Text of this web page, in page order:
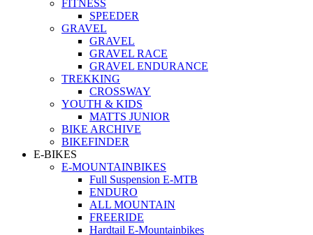
FITNESS
SPEEDER
GRAVEL
GRAVEL
GRAVEL RACE
GRAVEL ENDURANCE
TREKKING
CROSSWAY
YOUTH & KIDS
MATTS JUNIOR
BIKE ARCHIVE
BIKEFINDER
E-BIKES
E-MOUNTAINBIKES
Full Suspension E-MTB
ENDURO
ALL MOUNTAIN
FREERIDE
Hardtail E-Mountainbikes